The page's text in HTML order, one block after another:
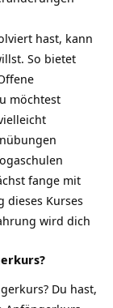
hast, kann
So bietet
möchtest
fange mit
dieses Kurses
wird dich
Du hast,